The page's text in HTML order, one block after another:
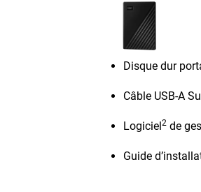
Disque dur
Câble USB-A
Logiciel2 de
Guide